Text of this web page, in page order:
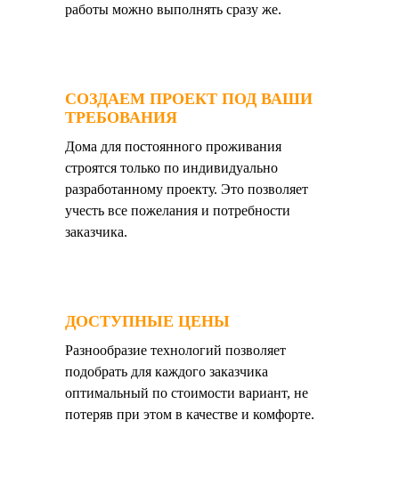
работы можно выполнять сразу же.
СОЗДАЕМ ПРОЕКТ ПОД ВАШИ
ТРЕБОВАНИЯ
Дома для постоянного проживания
строятся только по индивидуально
разработанному проекту. Это позволяет
учесть все пожелания и потребности
заказчика.
ДОСТУПНЫЕ ЦЕНЫ
Разнообразие технологий позволяет
подобрать для каждого заказчика
оптимальный по стоимости вариант, не
потеряв при этом в качестве и комфорте.